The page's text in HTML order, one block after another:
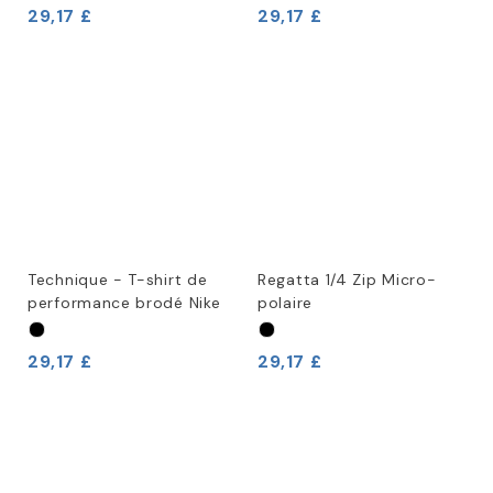
29,17 £ 29,17 £
Technique - T-shirt de
performance brodé Nike
29,17 £
Regatta 1/4 Zip Micro-
polaire
29,17 £